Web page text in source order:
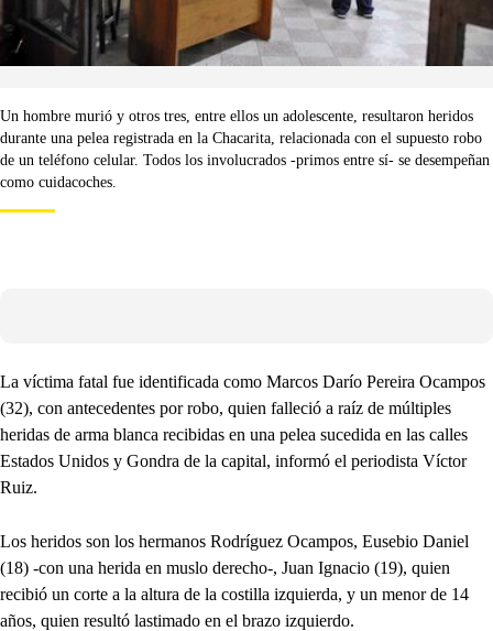
Un hombre murió y otros tres, entre ellos un adolescente, resultaron heridos
durante una pelea registrada en la Chacarita, relacionada con el supuesto robo
de un teléfono celular. Todos los involucrados -primos entre sí- se desempeñan
como cuidacoches.
La víctima fatal fue identificada como Marcos Darío Pereira Ocampos
(32), con antecedentes por robo, quien falleció a raíz de múltiples
heridas de arma blanca recibidas en una pelea sucedida en las calles
Estados Unidos y Gondra de la capital, informó el periodista Víctor
Ruiz.
Los heridos son los hermanos Rodríguez Ocampos, Eusebio Daniel
(18) -con una herida en muslo derecho-, Juan Ignacio (19), quien
recibió un corte a la altura de la costilla izquierda, y un menor de 14
años, quien resultó lastimado en el brazo izquierdo.